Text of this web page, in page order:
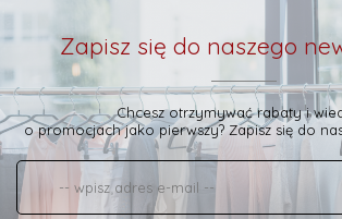
Zapisz się do naszego
Chcesz otrzymywać rabaty i
o promocjach jako pierwszy? Zapisz się do